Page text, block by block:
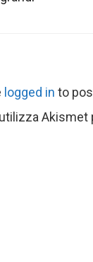
logged in to
Akismet